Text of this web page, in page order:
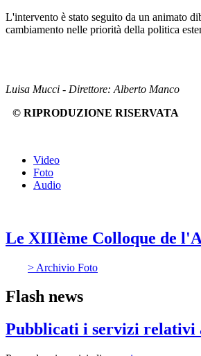
L'intervento è stato seguito da un animato
cambiamento nelle priorità della politica
Luisa Mucci - Direttore: Alberto Manco
© RIPRODUZIONE RISERVATA
Video
Foto
Audio
Le XIIIème Colloque de
> Archivio Foto
Flash news
Pubblicati i servizi relativi